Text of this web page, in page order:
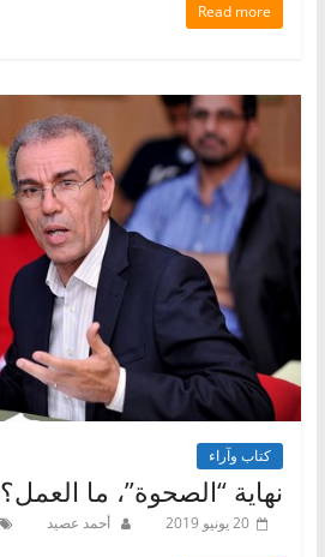
Read more
كتاب وآراء
نهاية “الصحوة”، ما العمل؟
20 يونيو 2019 أحمد عصيد